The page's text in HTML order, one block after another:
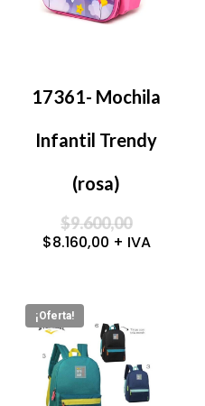
17361- Mochila
Infantil Trendy
(rosa)
$9.600,00Original
price
was:
$8.160,00Current
+ IVA
¡Oferta!